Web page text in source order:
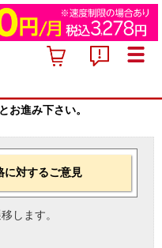
お進み下さい。
に対するご意見
します。